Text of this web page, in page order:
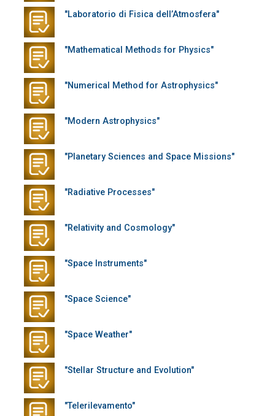
"Laboratorio di Fisica dell’Atmosfera"
"Mathematical Methods for Physics"
"Numerical Method for Astrophysics"
"Modern Astrophysics"
"Planetary Sciences and Space Missions"
"Radiative Processes"
"Relativity and Cosmology"
"Space Instruments"
"Space Science"
"Space Weather"
"Stellar Structure and Evolution"
"Telerilevamento"